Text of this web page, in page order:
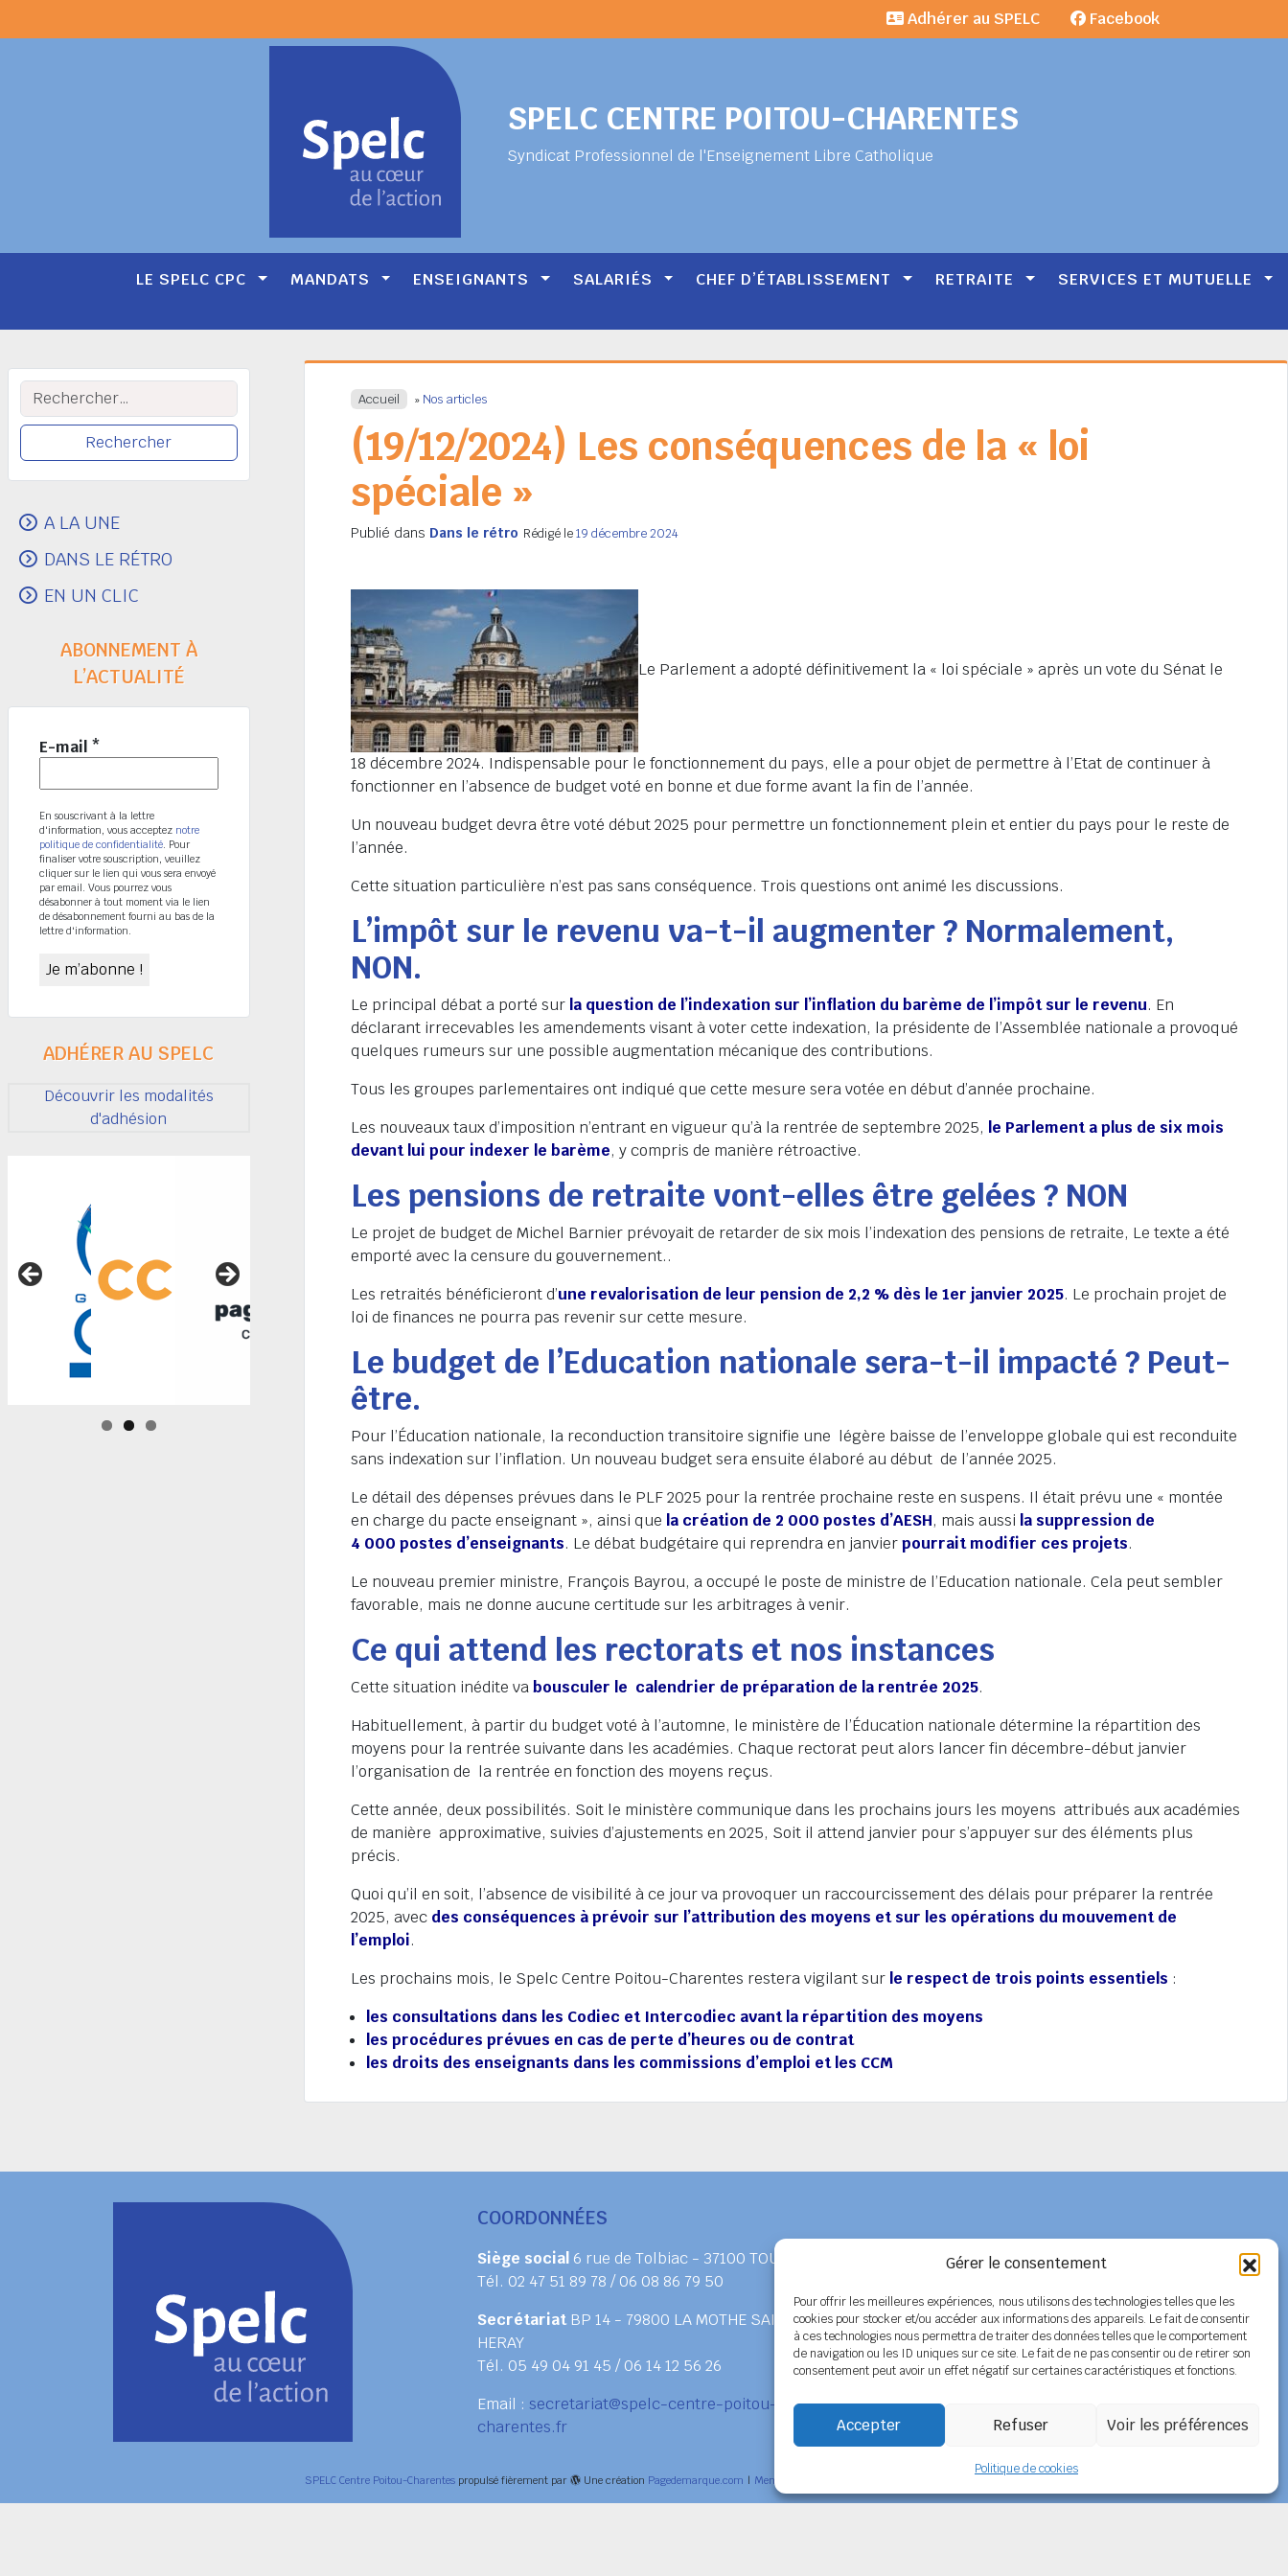
Gérer le consentement
Pour offrir les meilleures expériences, nous utilisons des technologies telles que les
cookies pour stocker et/ou accéder aux informations des appareils. Le fait de consentir
à ces technologies nous permettra de traiter des données telles que le comportement
de navigation ou les ID uniques sur ce site. Le fait de ne pas consentir ou de retirer son
consentement peut avoir un effet négatif sur certaines caractéristiques et fonctions.
Accepter Refuser Voir les préférences
Politique de cookies
SPELC CENTRE POITOU-CHARENTES
Syndicat Professionnel de l'Enseignement Libre Catholique
Adhérer au SPELC Facebook
LE SPELC CPC MANDATS ENSEIGNANTS SALARIÉS CHEF D’ÉTABLISSEMENT RETRAITE SERVICES ET MUTUELLE
Accueil » Nos articles
(19/12/2024) Les conséquences de la « loi
spéciale »
Publié dans Dans le rétro Rédigé le19 décembre 2024
Le Parlement a adopté définitivement la « loi spéciale » après un vote du Sénat le
18 décembre 2024. Indispensable pour le fonctionnement du pays, elle a pour objet de permettre à l’Etat de continuer à
fonctionner en l’absence de budget voté en bonne et due forme avant la fin de l’année.
Un nouveau budget devra être voté début 2025 pour permettre un fonctionnement plein et entier du pays pour le reste de
l’année.
Cette situation particulière n’est pas sans conséquence. Trois questions ont animé les discussions.
L’impôt sur le revenu va-t-il augmenter ? Normalement,
NON.
Le principal débat a porté sur la question de l’indexation sur l’inflation du barème de l’impôt sur le revenu. En
déclarant irrecevables les amendements visant à voter cette indexation, la présidente de l’Assemblée nationale a provoqué
quelques rumeurs sur une possible augmentation mécanique des contributions.
Tous les groupes parlementaires ont indiqué que cette mesure sera votée en début d’année prochaine.
Les nouveaux taux d’imposition n’entrant en vigueur qu’à la rentrée de septembre 2025, e Parlement a plus de six mois
devant lui pour indexer le barème, y compris de manière rétroactive.
Les pensions de retraite vont-elles être gelées ? NON
Le projet de budget de Michel Barnier prévoyait de retarder de six mois l’indexation des pensions de retraite, Le texte a été
emporté avec la censure du gouvernement..
Les retraités bénéficieront d’une revalorisation de leur pension de 2,2 % dès le 1er janvier 2025. Le prochain projet de
loi de finances ne pourra pas revenir sur cette mesure.
Le budget de l’Education nationale sera-t-il impacté ? Peut-
être.
Pour l’Éducation nationale, la reconduction transitoire signifie une légère baisse de l’enveloppe globale qui est reconduite
sans indexation sur l’inflation. Un nouveau budget sera ensuite élaboré au début de l’année 2025.
Le détail des dépenses prévues dans le PLF 2025 pour la rentrée prochaine reste en suspens. Il était prévu une « montée
en charge du pacte enseignant », ainsi que la création de 2 000 postes d’AESH, mais aussi la suppression de
4 000 postes d’enseignants. Le débat budgétaire qui reprendra en janvierpourrait modifier ces projets.
Le nouveau premier ministre, François Bayrou, a occupé le poste de ministre de l’Education nationale. Cela peut sembler
favorable, mais ne donne aucune certitude sur les arbitrages à venir.
Ce qui attend les rectorats et nos instances
Cette situation inédite vabousculer le calendrier de préparation de la rentrée 2025.
Habituellement, à partir du budget voté à l’automne, le ministère de l’Éducation nationale détermine la répartition des
moyens pour la rentrée suivante dans les académies. Chaque rectorat peut alors lancer fin décembre-début janvier
l’organisation de la rentrée en fonction des moyens reçus.
Cette année, deux possibilités. Soit le ministère communique dans les prochains jours les moyens attribués aux académies
de manière approximative, suivies d’ajustements en 2025, Soit il attend janvier pour s’appuyer sur des éléments plus
précis.
Quoi qu’il en soit, l’absence de visibilité à ce jour va provoquer un raccourcissement des délais pour préparer la rentrée
2025, avec des conséquences à prévoir sur l’attribution des moyens et sur les opérations du mouvement de
l’emploi.
Les prochains mois, le Spelc Centre Poitou-Charentes restera vigilant sur le respect de trois points essentiels :
les consultations dans les Codiec et Intercodiec avant la répartition des moyens
les procédures prévues en cas de perte d’heures ou de contrat
les droits des enseignants dans les commissions d’emploi et les CCM
Rechercher :
A LA UNE
DANS LE RÉTRO
EN UN CLIC
ABONNEMENT À
L’ACTUALITÉ
E-mail *
En souscrivant à la lettre
d'information, vous acceptez notre
politique de confidentialité . Pour
finaliser votre souscription, veuillez
cliquer sur le lien qui vous sera envoyé
par email. Vous pourrez vous
désabonner à tout moment via le lien
de désabonnement fourni au bas de la
lettre d'information.
ADHÉRER AU SPELC
Découvrir les modalités
d'adhésion
COORDONNÉES
Siège social 6 rue de Tolbiac - 37100 TOURS
Tél. 02 47 51 89 78 / 06 08 86 79 50
SecrétariatBP 14 - 79800 LA MOTHE SAINT
HERAY
Tél. 05 49 04 91 45 / 06 14 12 56 26
Email : secretariat@spelc-centre-poitou-
charentes.fr
Adhérer au SPELC
Facebook
Nos articles
SPELC Centre Poitou-Charentespropulsé fièrement par Une création Pagedemarque.com | Mentions légales